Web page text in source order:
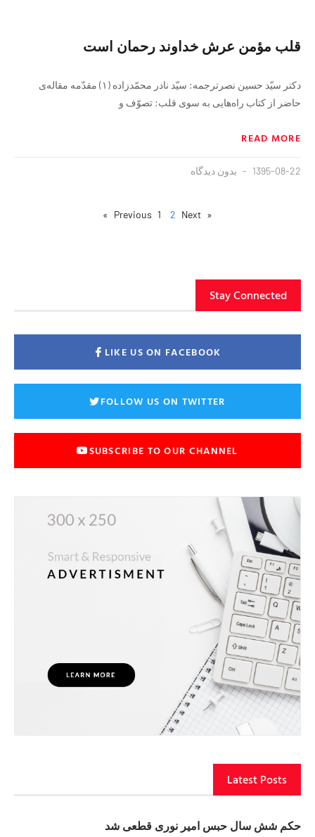
قلب مؤمن عرش خداوند رحمان است
دکتر سيّد حسين نصرترجمه: سيّد نادر محمّدزاده (۱) مقدّمه مقاله‌ی
حاضر از کتاب راه‌‏هايى به ‏سوى قلب: تصوّف و
READ MORE
1395-08-22 بدون دیدگاه
« Previous
1 2 Next »
Stay Connected
LIKE US ON FACEBOOK
FOLLOW US ON TWITTER
SUBSCRIBE TO OUR CHANNEL
Latest Posts
حکم شش سال حبس امیر نوری قطعی شد